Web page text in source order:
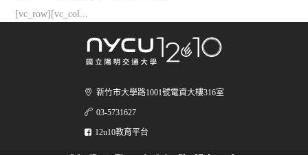
[vc_row][vc_col...
新竹市大學路1001號電資大樓316室
03-5731627
12u10教育平台